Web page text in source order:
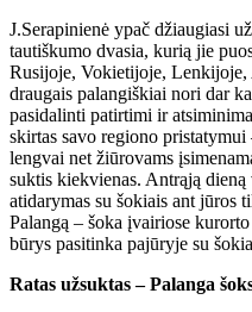
J.Serapinienė ypač džiaugiasi
tautiškumo dvasia, kurią jie
Rusijoje, Vokietijoje,
draugais palangiškiai nori dar
pasidalinti patirtimi ir
skirtas savo regiono
lengvai net žiūrovams
suktis kiekvienas. Antrąją
atidarymas su šokiais ant jūros
Palangą – šoka įvairiose
būrys pasitinka pajūryje su
Ratas užsuktas – Palanga